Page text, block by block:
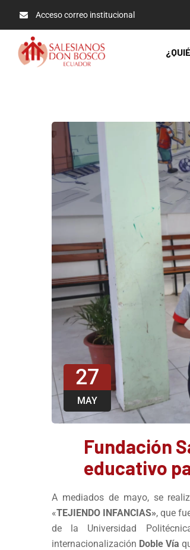
Acceso correo institucional
27
MAY
Fundación
educativo
A mediados de mayo, se
«TEJIENDO INFANCIAS», que
de la Universidad
internacionalización Doble Vía